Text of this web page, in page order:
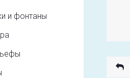
и фонтаны